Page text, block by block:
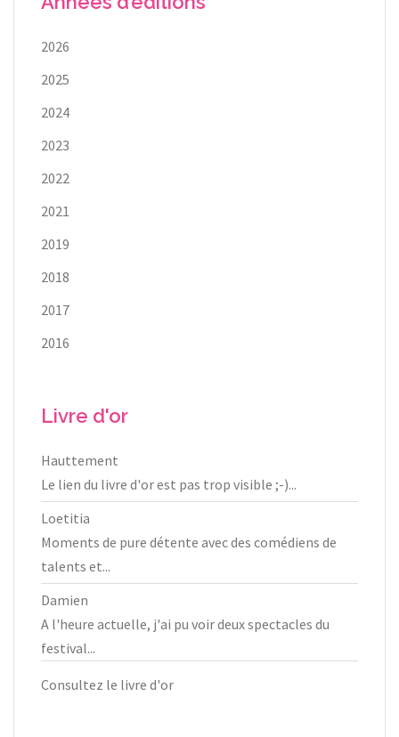
2026
2025
2024
2023
2022
2021
2019
2018
2017
2016
Livre d'or
Hauttement
Le lien du livre d'or est pas trop visible ;-)...
Loetitia
Moments de pure détente avec des comédiens de
talents et...
Damien
A l'heure actuelle, j'ai pu voir deux spectacles du
festival...
Consultez le livre d'or